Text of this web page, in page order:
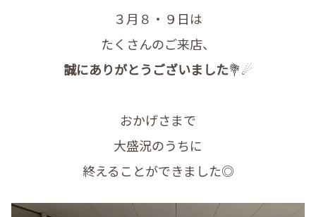
３月８・９日は
たくさんのご来店、
誠にありがとうございました💐☄
おかげさまで
大盛況のうちに
終えることができました◎